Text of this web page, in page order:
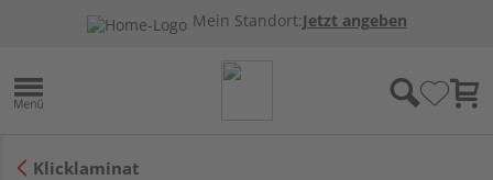
Mein Standort:Jetzt angeben
Klicklaminat